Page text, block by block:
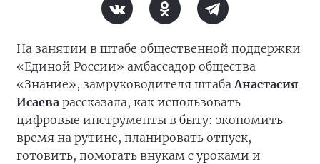
На занятии в штабе общественной поддержки
«Единой России» амбассадор общества
«Знание», замруководителя штабаАнастасия
Исаева рассказала, как использовать
цифровые инструменты в быту: экономить
время на рутине, планировать отпуск,
готовить, помогать внукам с уроками и